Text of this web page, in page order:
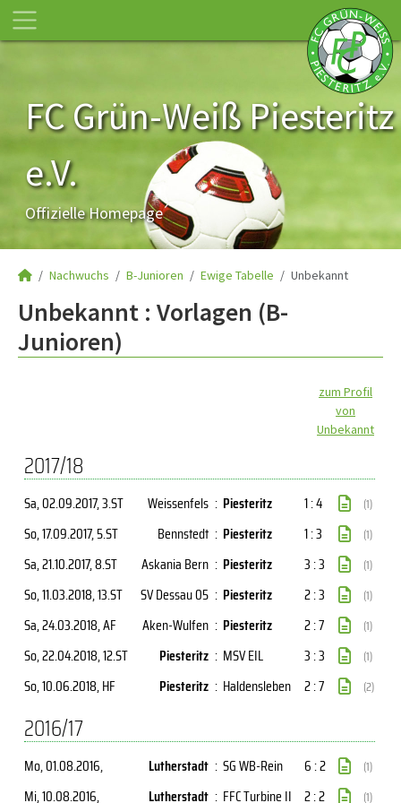
FC Grün-Weiß Piesteritz
e.V.
Offizielle Homepage
Nachwuchs B-Junioren Ewige Tabelle Unbekannt
Unbekannt : Vorlagen (B-
Junioren)
zum Profil
von
Unbekannt
2017/18
Sa, 02.09.2017, 3.ST Weissenfels : Piesteritz 1 : 4 (1)
So, 17.09.2017, 5.ST Bennstedt : Piesteritz 1 : 3 (1)
Sa, 21.10.2017, 8.ST Askania Bern : Piesteritz 3 : 3 (1)
So, 11.03.2018, 13.ST SV Dessau 05 : Piesteritz 2 : 3 (1)
Sa, 24.03.2018, AF Aken-Wulfen : Piesteritz 2 : 7 (1)
So, 22.04.2018, 12.ST Piesteritz : MSV EIL 3 : 3 (1)
So, 10.06.2018, HF Piesteritz : Haldensleben 2 : 7 (2)
2016/17
Mo, 01.08.2016, Lutherstadt : SG WB-Rein 6 : 2 (1)
Mi, 10.08.2016, Lutherstadt : FFC Turbine II 2 : 2 (1)